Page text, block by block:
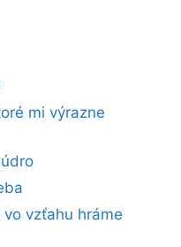
mi výrazne
vzťahu hráme